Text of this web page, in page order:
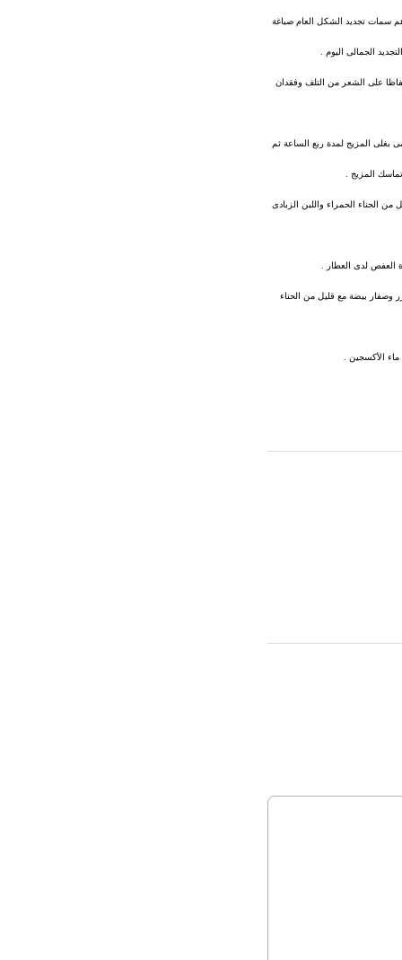
سمات تجديد الشكل العام صباغة
الجمالى اليوم .
على الشعر من التلف وفقدان
المزيج لمدة ربع الساعة ثم
المزيج .
الحناء الحمراء واللبن الزبادى
العفص لدى العطار .
بيضة مع قليل من الحناء
الأكسجين .